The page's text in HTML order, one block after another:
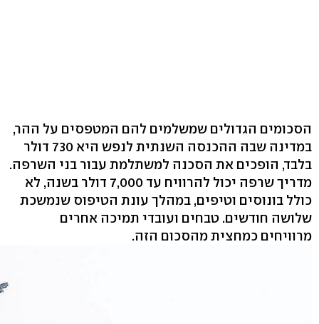
הסכומים הגדולים שמשלמים להם המטפסים על ההר,
במדינה שבה ההכנסה השנתית לנפש היא 730 דולר
בלבד, הופכים את הסכנה למשתלמת עבור בני השרפה.
מדריך שרפה יכול להרוויח עד 7,000 דולר בשנה, לא
כולל בונוסים וטיפים, במהלך עונת הטיפוס שנמשכת
שלושה חודשים. טבחים ועובדי תמיכה אחרים
מרוויחים כמחצית מהסכום הזה.